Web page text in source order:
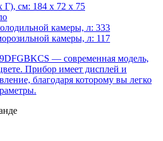
Г), см: 184 х 72 х 75
камеры, л: 333
камеры, л: 117
— современная модель,
Прибор имеет дисплей и
благодаря которому вы легко